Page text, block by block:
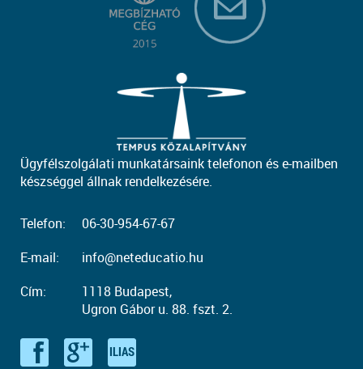
Ügyfélszolgálati munkatársaink telefonon és e-mailben
készséggel állnak rendelkezésére.
Telefon:
06-30-954-67-67
E-mail:
info@neteducatio.hu
Cím:
1118 Budapest,
Ugron Gábor u. 88. fszt. 2.